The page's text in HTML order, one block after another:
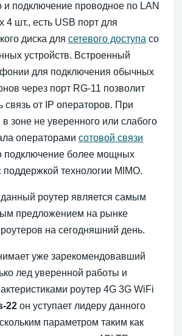
и подключение проводное по LAN
4 шт., есть USB порт для
диска для сетевого доступа со
устройств. Встроенный
для подключения обычных
через порт RG-11 позволит
связь от IP операторов. При
зоне не уверенного или слабого
операторами сотовой связи
подключение более мощных
поддержкой технологии MIMO.
роутер является самым
предложением на рынке
на сегодняшний день.
уже зарекомендовавший
лед уверенной работы и
роутер 4G 3G WiFi
22 он уступает лидеру данного
параметром таким как